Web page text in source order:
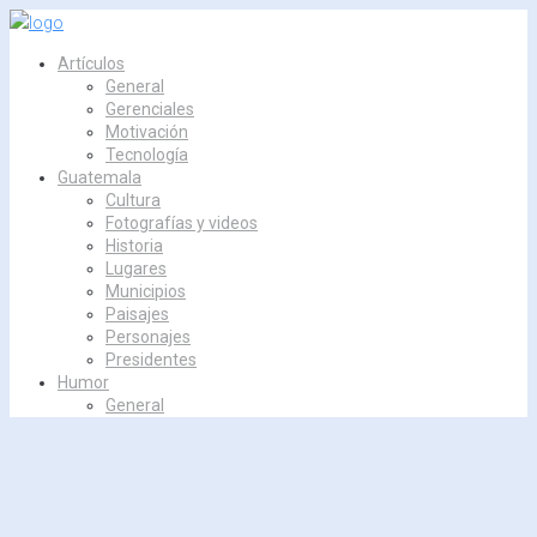
Skip
content
Artículos
General
Gerenciales
Motivación
Tecnología
Guatemala
Cultura
Fotografías y videos
Historia
Lugares
Municipios
Paisajes
Personajes
Presidentes
Humor
General